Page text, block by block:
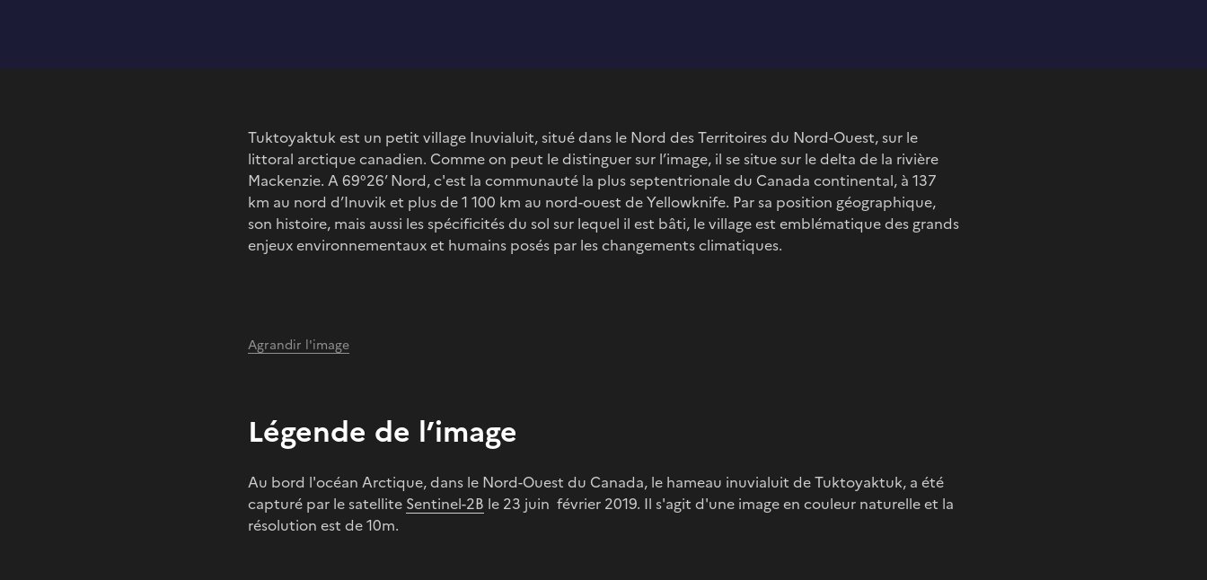
Tuktoyaktuk est un petit village Inuvialuit, situé dans le Nord des Territoires du Nord-Ouest, sur le
littoral arctique canadien. Comme on peut le distinguer sur l’image, il se situe sur le delta de la rivière
Mackenzie. A 69°26’ Nord, c'est la communauté la plus septentrionale du Canada continental, à 137
km au nord d’Inuvik et plus de 1 100 km au nord-ouest de Yellowknife. Par sa position géographique,
son histoire, mais aussi les spécificités du sol sur lequel il est bâti, le village est emblématique des grands
enjeux environnementaux et humains posés par les changements climatiques.
Agrandir l'image
Légende de l’image
Au bord l'océan Arctique, dans le Nord-Ouest du Canada, le hameau inuvialuit de Tuktoyaktuk, a été
capturé par le satellite Sentinel-2B le 23 juin février 2019. Il s'agit d'une image en couleur naturelle et la
résolution est de 10m.